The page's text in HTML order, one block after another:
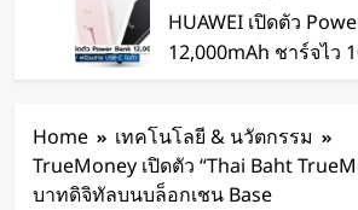
HUAWEI เปิดตัว
12,000mAh ชาร์จไว
จากโชว์เทคโนโลยีสู่ก
Home
เทคโนโลยี & นวัตกรรม
TrueMoney เปิดตัว “Thai Baht
บาทดิจิทัลบนบล็อกเชน Base